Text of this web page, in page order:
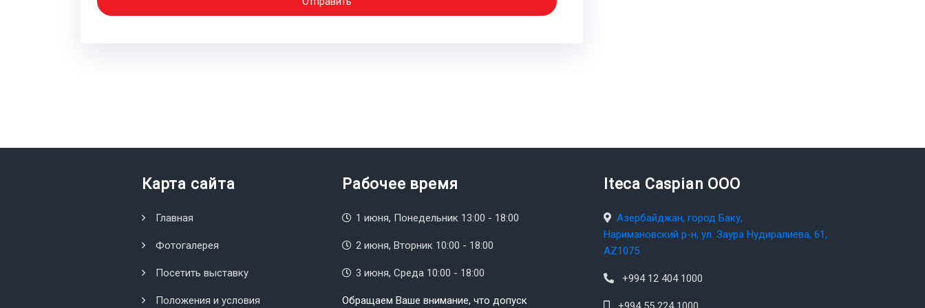
Карта сайта
Главная
Фотогалерея
Посетить выставку
Положения и условия
Рабочее время
1 июня, Понедельник 13:00 - 18:00
2 июня, Вторник 10:00 - 18:00
3 июня, Среда 10:00 - 18:00
Обращаем Ваше внимание, что допуск
Iteca Caspian OOO
Азербайджан, город Баку,
Наримановский р-н, ул. Заура Нудиралиева, 61,
AZ1075
+994 12 404 1000